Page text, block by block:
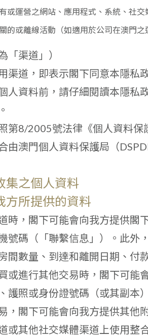
或運營之網站、應用程式、系統、社
的或離線活動（如適用於公司在澳門之
「渠道」）
渠道，即表示閣下同意本隱私
人資料前，請仔細閱讀本隱私
第8/2005號法律《個人資料保
由澳門個人資料保護局（
集之個人資料
方所提供的資料
時，閣下可能會向我方提供閣
號碼（「聯繫信息」）。此外
間數量、到達和離開日期、付
或進行其他交易時，閣下可能
護照或身份證號碼（或其副本
，閣下可能會向我方提供其他
或其他社交媒體渠道上使用整